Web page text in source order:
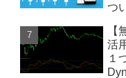
つ
【
活
１